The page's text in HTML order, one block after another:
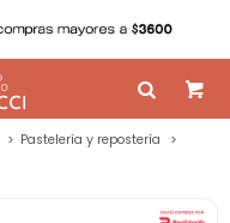
Pastelería y repostería